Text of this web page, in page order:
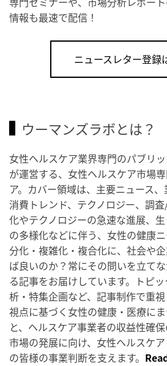
情報も最速で配信！
ニュースレター登録
ウーマンズラボとは？
女性ヘルスケア業界専門のパブリ
が運営する、女性ヘルスケア市場
ア。カバー領域は、主要ニュース、
消費トレンド、テクノロジー、調
化やテクノロジーの急速な進展、
の多様化などに伴う、女性の健康
分化・複雑化・複合化に、社会や
ば良いのか？常にその問いを立て
る記事をお届けしています。トピ
析・特集企画など、記事制作で重
視点に基づく女性の健康・医療に
と、ヘルスケア事業者の収益性確
市場の発展に向け、女性ヘルスケ
の皆様の事業判断を支えます。